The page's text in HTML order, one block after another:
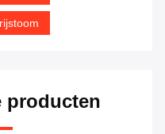
producten